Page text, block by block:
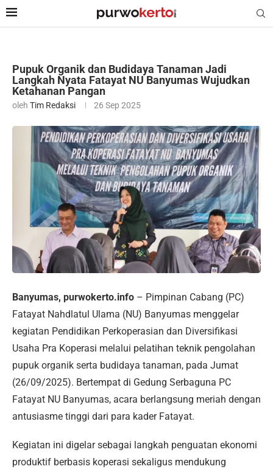
Pupuk Organik dan Budidaya Tanaman Jadi
Langkah Nyata Fatayat NU Banyumas Wujudkan
Ketahanan Pangan
oleh Tim Redaksi 26 Sep 2025
Banyumas, purwokerto.info – Pimpinan Cabang (PC)
Fatayat Nahdlatul Ulama (NU) Banyumas menggelar
kegiatan Pendidikan Perkoperasian dan Diversifikasi
Usaha Pra Koperasi melalui pelatihan teknik pengolahan
pupuk organik serta budidaya tanaman, pada Jumat
(26/09/2025). Bertempat di Gedung Serbaguna PC
Fatayat NU Banyumas, acara berlangsung meriah dengan
antusiasme tinggi dari para kader Fatayat.
Kegiatan ini digelar sebagai langkah penguatan ekonomi
produktif berbasis koperasi sekaligus mendukung